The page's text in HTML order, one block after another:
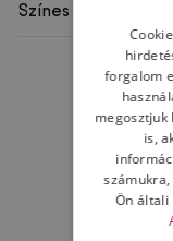
Színes motívum
forgalom
is,
Ön általi